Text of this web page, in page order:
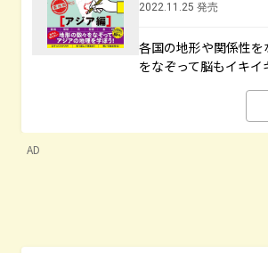
2022.11.25 発売
各国の地形や関係性
をなぞって脳もイキイ
AD